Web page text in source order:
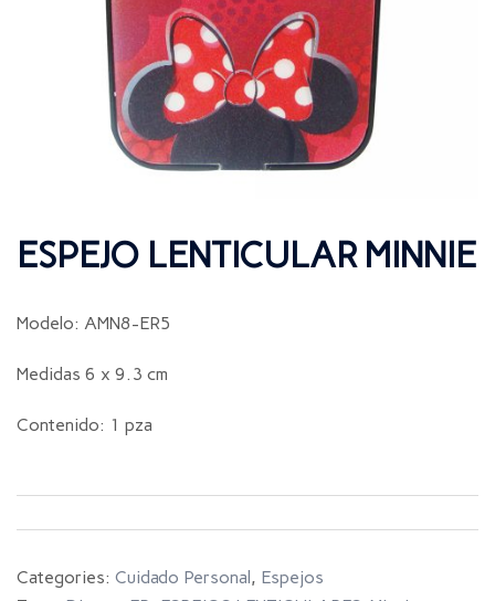
ESPEJO LENTICULAR MINNIE
Modelo: AMN8-ER5
Medidas 6 x 9.3 cm
Contenido: 1 pza
Categories: Cuidado Personal, Espejos